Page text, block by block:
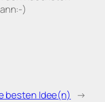
)
besten Idee(n) →